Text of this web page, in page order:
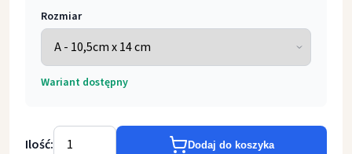
Rozmiar
Wariant dostępny
Ilość: Dodaj do koszyka